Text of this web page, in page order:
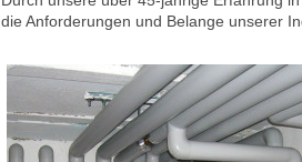
die Anforderungen und Belange unserer